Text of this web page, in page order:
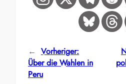
← Vorheriger:
Über die Wahlen in
Peru